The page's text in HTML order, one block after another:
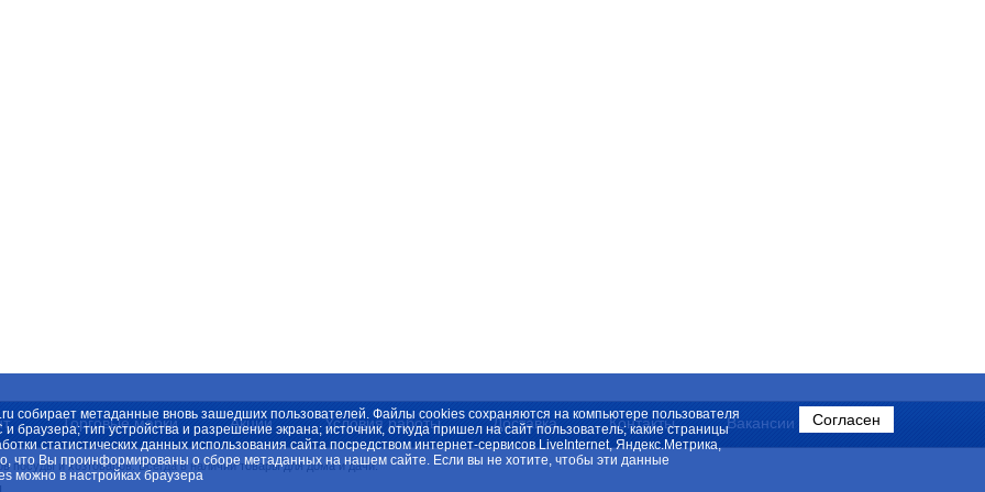
Торговые марки Акции Условия работы Доставка Контакты Вакансии
посуды и хозтоваров. Всегда в наличии товары для дома и дачи.
собирает метаданные вновь зашедших пользователей. Файлы cookies сохраняются на компьютере пользователя
тип устройства и разрешение экрана; источник, откуда пришел на сайт пользователь; какие страницы
статистических данных использования сайта посредством интернет-сервисов LiveInternet, Яндекс.Метрика,
что Вы проинформированы о сборе метаданных на нашем сайте. Если вы не хотите, чтобы эти данные
можно в настройках браузера
Согласен